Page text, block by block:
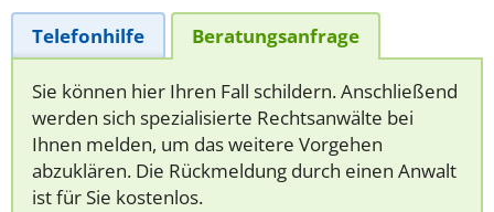
Telefonhilfe Beratungsanfrage
Sie können hier Ihren Fall schildern. Anschließend
werden sich spezialisierte Rechtsanwälte bei
Ihnen melden, um das weitere Vorgehen
abzuklären. Die Rückmeldung durch einen Anwalt
ist für Sie kostenlos.